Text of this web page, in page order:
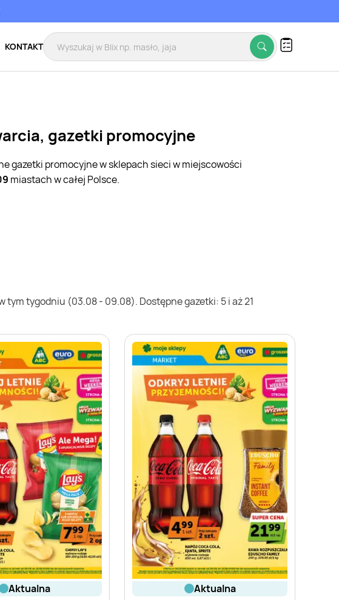
KONTAKT
gazetki promocyjne
gazetki promocyjne w sklepach sieci w miejscowości
miastach w całej Polsce.
tym tygodniu (03.08 - 09.08). Dostępne gazetki: 5 i aż 21
aktualna aktualna